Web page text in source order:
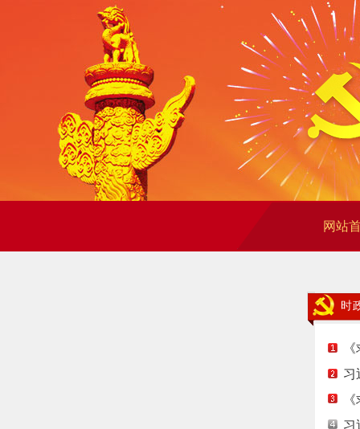
网站
时
习
习